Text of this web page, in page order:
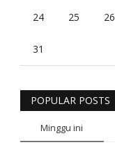
24 25 26
31
POPULAR POSTS
Minggu ini